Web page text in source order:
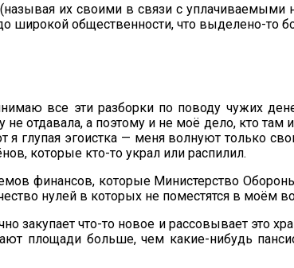
их своими в связи с уплачиваемыми
широкой общественности, что выделено-то
все эти разборки по поводу чужих
отдавала, а поэтому и не моё дело, кто
я глупая эгоистка — меня волнуют только
которые кто-то украл или распилил.
финансов, которые Министерство
нулей в которых не поместятся в моём
закупает что-то новое и рассовывает это
площади больше, чем какие-нибудь